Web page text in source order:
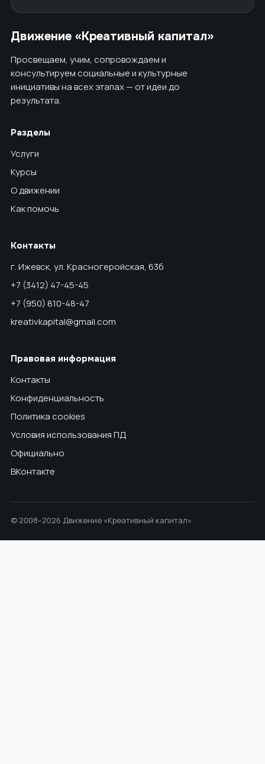
Движение «Креативный капитал»
Просвещаем, учим, сопровождаем и
консультируем социальные и культурные
инициативы на всех этапах — от идеи до
результата.
Разделы
Услуги
Курсы
О движении
Как помочь
Контакты
г. Ижевск, ул. Красногеройская, 63б
+7 (3412) 47-45-45
+7 (950) 810-48-47
kreativkapital@gmail.com
Правовая информация
Контакты
Конфиденциальность
Политика cookies
Условия использования ПД
Официально
ВКонтакте
© 2008–2026 Движение «Креативный капитал»